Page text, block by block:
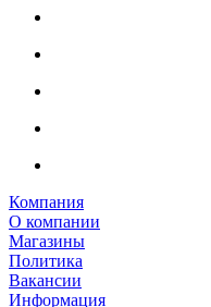
Компания
О компании
Магазины
Политика
Вакансии
Информация